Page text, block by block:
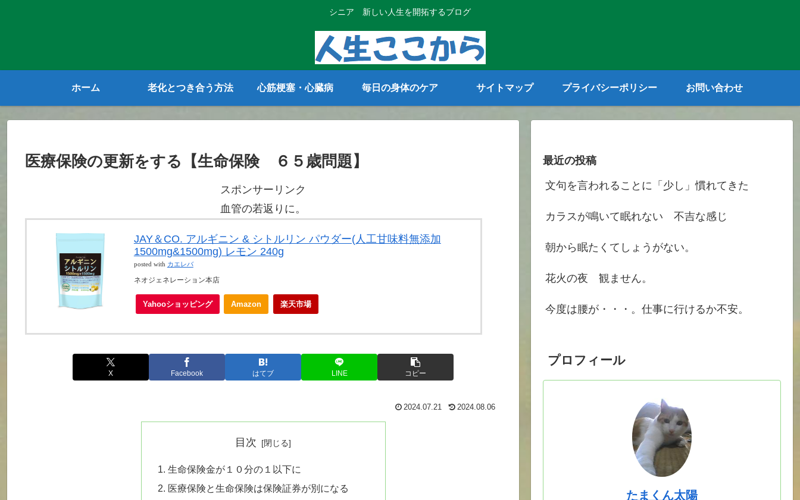
シニア 新しい人生を開拓するブログ
ホーム 老化とつき合う方法 心筋梗塞・心臓病 毎日の身体のケア サイトマップ プライバシーポリシー お問い合わせ
医療保険の更新をする【生命保険 ６５歳問題】
スポンサーリンク
血管の若返りに。
JAY＆CO. アルギニン & シトルリン パウダー(人工甘味料無添加
1500mg&1500mg) レモン 240g
posted with カエレバ
ネオジェネレーション本店
Yahooショッピング Amazon 楽天市場
X Facebook はてブ LINE コピー
2024.07.21 2024.08.06
目次
生命保険金が１０分の１以下に
医療保険と生命保険は保険証券が別になる
最近の投稿
文句を言われることに「少し」慣れてきた
カラスが鳴いて眠れない 不吉な感じ
朝から眠たくてしょうがない。
花火の夜 観ません。
今度は腰が・・・。仕事に行けるか不安。
プロフィール
たまくん太陽